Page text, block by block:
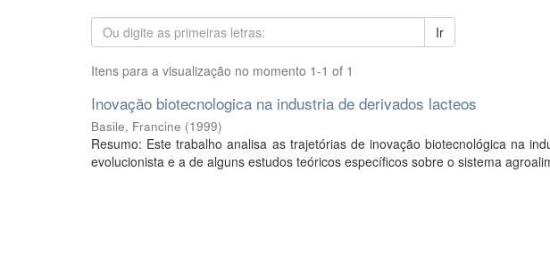
Ir
Itens para a visualização no momento 1-1 of 1
Inovação biotecnologica na industria de derivados lacteos
Basile, Francine (1999)
Resumo: Este trabalho analisa as trajetórias de inovação biotecnológica na
evolucionista e a de alguns estudos teóricos específicos sobre o sistema